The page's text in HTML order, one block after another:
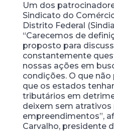
Um dos
Sindicato do
Distrito Federal
“Carecemos de
proposto para
constantemente
nossas ações em
condições. O que
que os estados
tributários em
deixem sem atrativos
empreendimentos”,
Carvalho, presidente